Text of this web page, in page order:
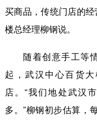
买商品，传统门店的
楼总经理柳钢说。
随着创意手工等情
起，武汉中心百货
店。“我们地处武汉
多。”柳钢初步估算，